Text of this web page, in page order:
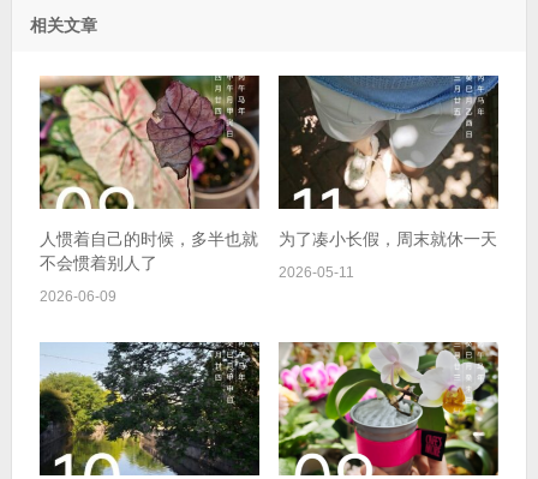
相关文章
人惯着自己的时候，多半也就
不会惯着别人了
2026-06-09
为了凑小长假，周末就休一天
2026-05-11